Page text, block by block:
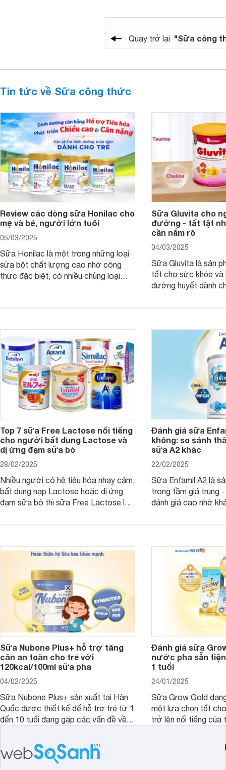
Quay trở lại "Sữa công
Tin tức về Sữa công thức
Review các dòng sữa Honilac cho
mẹ và bé, người lớn tuổi
05/03/2025
Sữa Honilac là một trong những loại
sữa bột chất lượng cao nhờ công
thức đặc biệt, có nhiều chủng loại
Sữa Gluvita cho
đường - tất tật
cần nắm rõ
04/03/2025
Sữa Gluvita là sản
tốt cho sức khỏe và
đường huyết dành
thể gì, hãy cùng
hiểu ngay trong bài
Top 7 sữa Free Lactose nổi tiếng
cho người bất dung Lactose và
dị ứng đạm sữa bò
28/02/2025
Nhiều người có hệ tiêu hóa nhạy cảm,
bất dung nạp Lactose hoặc dị ứng
đạm sữa bò thì sữa Free Lactose là
người lớn, giúp giải quyết tình trạng rối
loạn tiêu hóa, hấp thu dễ dàng hơn.
Đánh giá sữa
không: so sánh
sữa A2 khác
22/02/2025
Sữa Enfamil A2 là
trong tầm giá trung
đánh giá cao nhờ
dưỡng toàn diện
Sữa Nubone Plus+ hỗ trợ tăng
cân an toàn cho trẻ với
120kcal/100ml sữa pha
04/02/2025
Sữa Nubone Plus+ sản xuất tại Hàn
Quốc được thiết kế để hỗ trợ trẻ từ 1
đến 10 tuổi đang gặp các vấn đề về
dinh dưỡng. Sản phẩm đến từ thương
hiệu Lotte đứng số 1 Hàn Quốc, với
mức giá thành ổn phù hợp với người
Đánh giá sữa
nước pha sẵn
1 tuổi
24/01/2025
Sữa Grow Gold
một lựa chọn tốt
trở lên nổi tiếng của
Malaysia. Với thành
đầy đủ và hương vị